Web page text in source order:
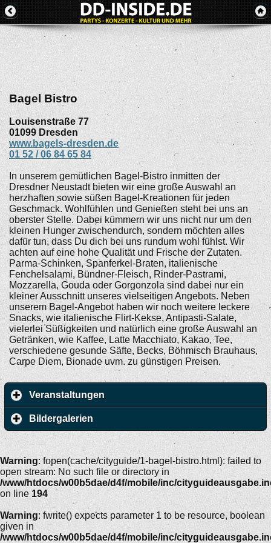
Bagel Bistro
Louisenstraße 77
01099 Dresden
www.bagels-dresden.de
01 52 / 06 84 65 84
In unserem gemütlichen Bagel-Bistro inmitten der
Dresdner Neustadt bieten wir eine große Auswahl an
herzhaften sowie süßen Bagel-Kreationen für jeden
Geschmack. Wohlfühlen und Genießen steht bei uns an
oberster Stelle. Dabei kümmern wir uns nicht nur um den
kleinen Hunger zwischendurch, sondern möchten alles
dafür tun, dass Du dich bei uns rundum wohl fühlst. Wir
achten auf eine hohe Qualität und Frische der Zutaten.
Parma-Schinken, Spanferkel-Braten, italienische
Fenchelsalami, Bündner-Fleisch, Rinder-Pastrami,
Mozzarella, Gouda oder Gorgonzola sind dabei nur ein
kleiner Ausschnitt unseres vielseitigen Angebots. Neben
unserem Bagel-Angebot haben wir noch weitere leckere
Snacks, wie italienische Flirt-Kekse, Antipasti-Salate,
vielerlei Süßigkeiten und natürlich eine große Auswahl an
Getränken, wie Kaffee, Latte Macchiato, Kakao, Tee,
verschiedene gesunde Säfte, Becks, Böhmisch Brauhaus,
Carpe Diem, Bionade uvm. zu günstigen Preisen.
Veranstaltungen
Bildergalerien
Warning: fopen(cache/cityguide/1-bagel-bistro.html): failed to
open stream: No such file or directory in
/www/htdocs/w00b5dae/d4f/mobile/inc/
on line 194
Warning: fwrite() expects parameter 1 to be resource, boolean
given in
/www/htdocs/w00b5dae/d4f/mobile/inc/